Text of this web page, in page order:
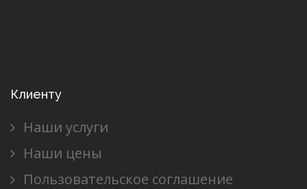
Клиенту
Наши услуги
Наши цены
Пользовательское соглашение